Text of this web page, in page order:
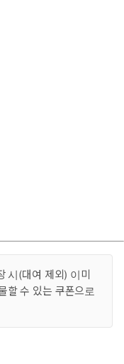
시(대여 제외) 이미
할 수 있는 쿠폰으로